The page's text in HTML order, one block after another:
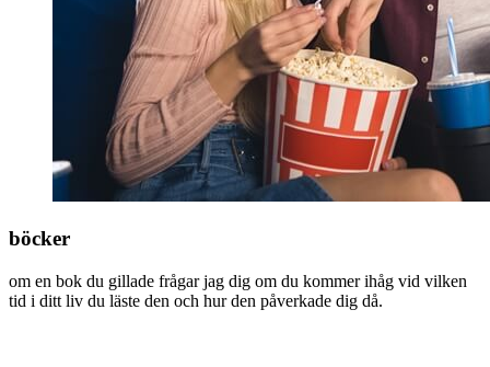
böcker
om en bok du gillade frågar jag dig om du kommer ihåg vid vilken
tid i ditt liv du läste den och hur den påverkade dig då.